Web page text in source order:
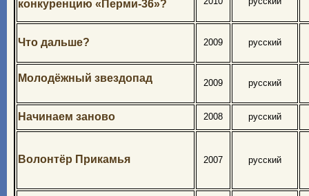
конкуренцию «Перми-36»?
Что дальше? 2009 русский
Молодёжный звездопад 2009 русский
Начинаем заново 2008 русский
Волонтёр Прикамья 2007 русский